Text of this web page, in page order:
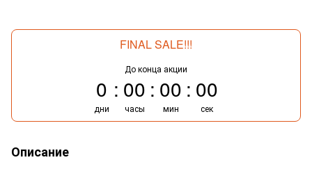
FINAL SALE!!!
До конца акции
0
дни
00
часы
00
мин
00
сек
Описание